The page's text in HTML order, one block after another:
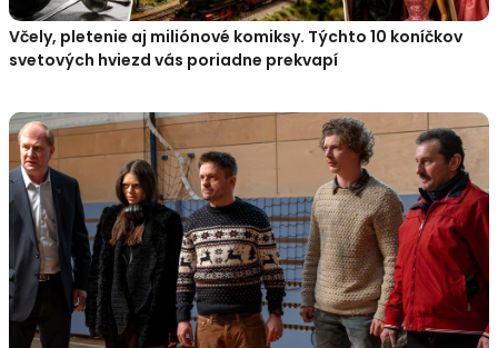
Včely, pletenie aj miliónové komiksy. Týchto 10 koníčkov
svetových hviezd vás poriadne prekvapí